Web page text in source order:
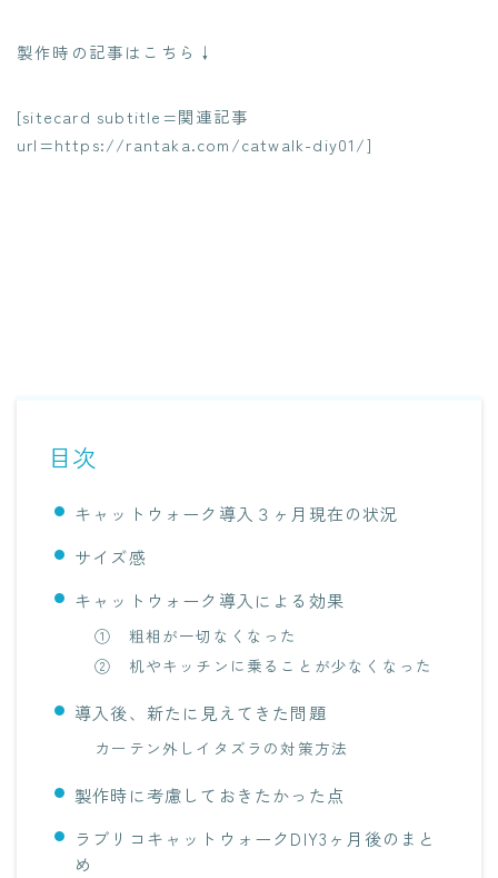
製作時の記事はこちら↓
[sitecard subtitle=関連記事
url=https://rantaka.com/catwalk-diy01/]
目次
キャットウォーク導入３ヶ月現在の状況
サイズ感
キャットウォーク導入による効果
① 粗相が一切なくなった
② 机やキッチンに乗ることが少なくなった
導入後、新たに見えてきた問題
カーテン外しイタズラの対策方法
製作時に考慮しておきたかった点
ラブリコキャットウォークDIY3ヶ月後のまと
め